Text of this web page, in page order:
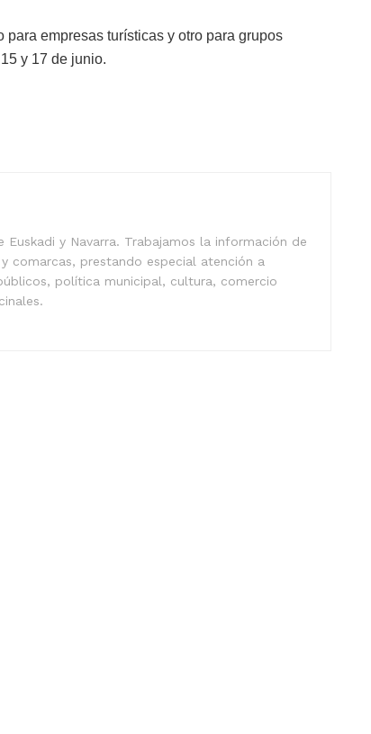
empresas turísticas y otro para grupos
y 17 de junio.
y Navarra. Trabajamos la información de
comarcas, prestando especial atención a
política municipal, cultura, comercio